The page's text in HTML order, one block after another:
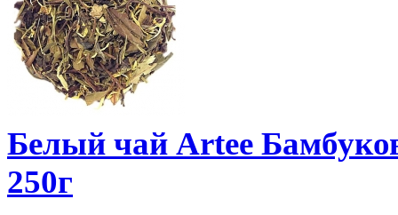
Белый чай Artee
250г